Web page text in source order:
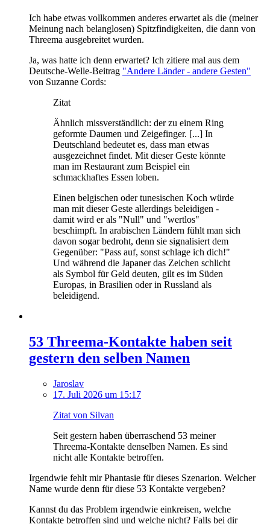
Ich habe etwas vollkommen anderes erwartet als die (meiner
Meinung nach belanglosen) Spitzfindigkeiten, die dann von
Threema ausgebreitet wurden.
Ja, was hatte ich denn erwartet? Ich zitiere mal aus dem
Deutsche-Welle-Beitrag "Andere Länder - andere Gesten"
von Suzanne Cords:
Zitat
Ähnlich missverständlich: der zu einem Ring
geformte Daumen und Zeigefinger. [...] In
Deutschland bedeutet es, dass man etwas
ausgezeichnet findet. Mit dieser Geste könnte
man im Restaurant zum Beispiel ein
schmackhaftes Essen loben.
Einen belgischen oder tunesischen Koch würde
man mit dieser Geste allerdings beleidigen -
damit wird er als "Null" und "wertlos"
beschimpft. In arabischen Ländern fühlt man sich
davon sogar bedroht, denn sie signalisiert dem
Gegenüber: "Pass auf, sonst schlage ich dich!"
Und während die Japaner das Zeichen schlicht
als Symbol für Geld deuten, gilt es im Süden
Europas, in Brasilien oder in Russland als
beleidigend.
53 Threema-Kontakte haben seit
gestern den selben Namen
Jaroslav
17. Juli 2026 um 15:17
Zitat von Silvan
Seit gestern haben überraschend 53 meiner
Threema-Kontakte denselben Namen. Es sind
nicht alle Kontakte betroffen.
Irgendwie fehlt mir Phantasie für dieses Szenarion. Welcher
Name wurde denn für diese 53 Kontakte vergeben?
Kannst du das Problem irgendwie einkreisen, welche
Kontakte betroffen sind und welche nicht? Falls bei dir